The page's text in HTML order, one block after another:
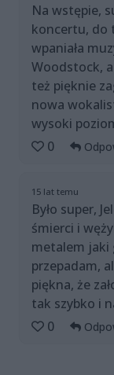
Na wstępie,
koncertu, do
wpaniała
Woodstock,
też pięknie
nowa
wysoki
0
15 lat temu
Było super,
śmierci i
metalem jaki
przepadam,
piękna, że
tak szybko i
0